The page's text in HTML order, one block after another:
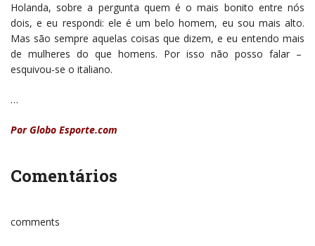
Holanda, sobre a pergunta quem é o mais bonito entre nós
dois, e eu respondi: ele é um belo homem, eu sou mais alto.
Mas são sempre aquelas coisas que dizem, e eu entendo mais
de mulheres do que homens. Por isso não posso falar –
esquivou-se o italiano.
…
Por Globo Esporte.com
Comentários
comments